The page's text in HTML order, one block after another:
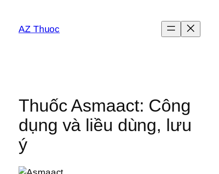
phầnAZ Thuoc
Thuốc Asmaact: Công
dụng và liều dùng, lưu
ý